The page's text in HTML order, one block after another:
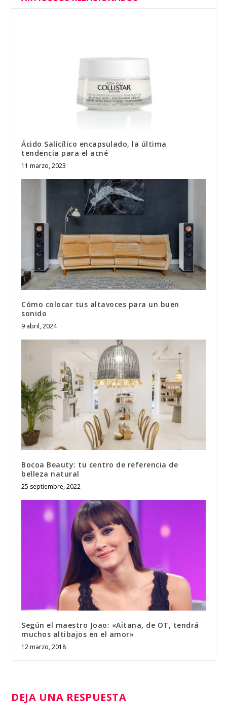
Ácido Salicílico encapsulado, la última
tendencia para el acné
11 marzo, 2023
Cómo colocar tus altavoces para un buen
sonido
9 abril, 2024
Bocoa Beauty: tu centro de referencia de
belleza natural
25 septiembre, 2022
Según el maestro Joao: «Aitana, de OT, tendrá
muchos altibajos en el amor»
12 marzo, 2018
DEJA UNA RESPUESTA